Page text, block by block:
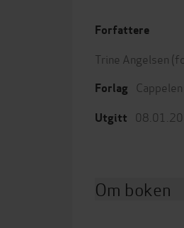
Forfattere
Trine Angelsen
Forlag
Utgitt
Om boken